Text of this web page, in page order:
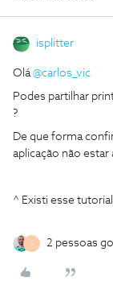
isplitter
Olá @carlos_vic
Podes partilhar
?
De que forma
aplicação não
^ Existi esse
C 2 pessoas